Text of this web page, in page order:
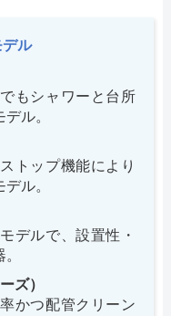
ル
もシャワーと台所
ル。
トップ機能により
ル。
デルで、設置性・
ズ）
かつ配管クリーン